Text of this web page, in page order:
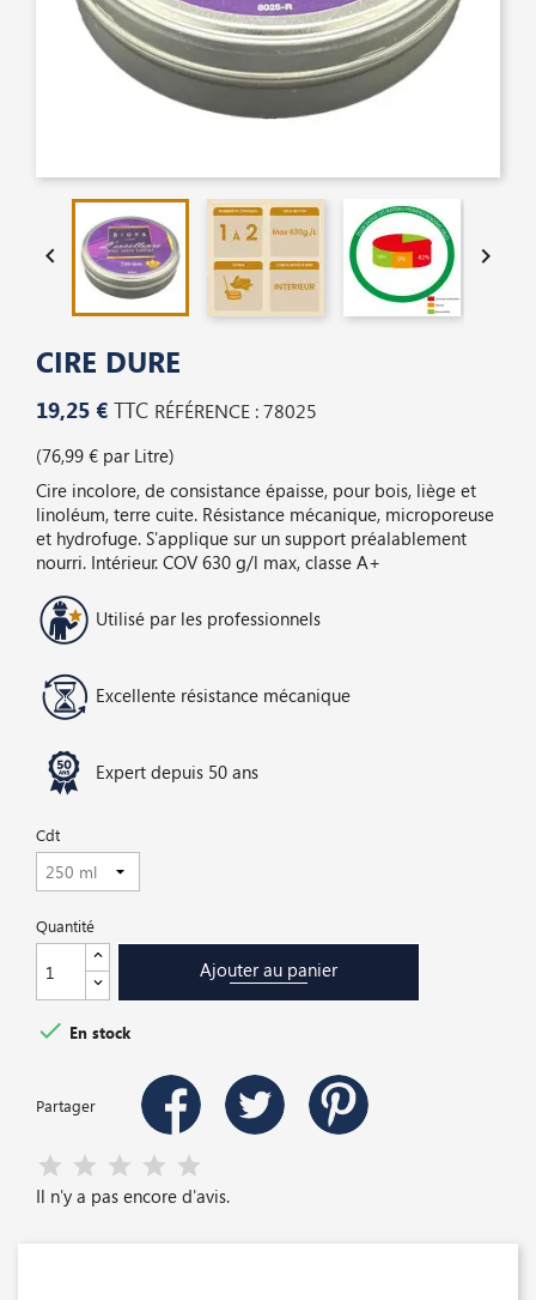
 
CIRE DURE
19,25 € TTC RÉFÉRENCE : 78025
(76,99 € par Litre)
Cire incolore, de consistance épaisse, pour bois, liège et
linoléum, terre cuite. Résistance mécanique, microporeuse
et hydrofuge. S'applique sur un support préalablement
nourri. Intérieur. COV 630 g/l max, classe A+
Utilisé par les professionnels
Excellente résistance mécanique
Expert depuis 50 ans
Cdt
Quantité
Ajouter au panier
 En stock
Partager
Il n'y a pas encore d'avis.